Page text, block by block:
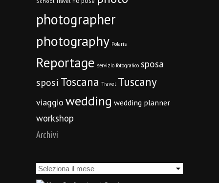
photographer
photography Polaris
Reportage servizio fotografico sposa
sposi Toscana Travel Tuscany
viaggio wedding wedding planner
workshop
Archivi
Archivi